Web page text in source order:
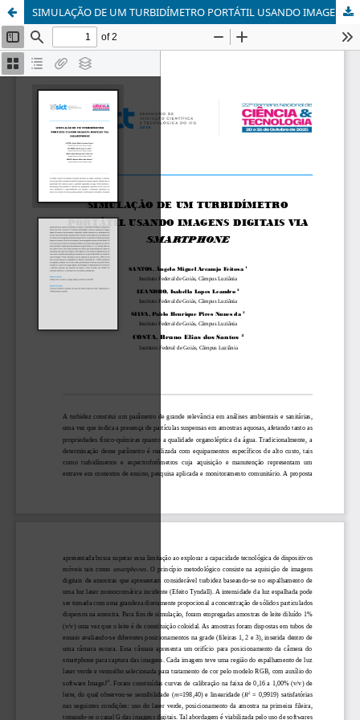
SIMULAÇÃO DE UM TURBIDÍMETRO PORTÁTIL USANDO IMAGENS DIGITAIS VIA SMARTPHONE